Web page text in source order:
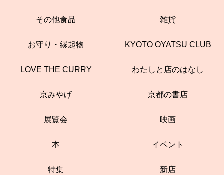
その他食品 雑貨
お守り・縁起物 KYOTO OYATSU CLUB
LOVE THE CURRY わたしと店のはなし
京みやげ 京都の書店
展覧会 映画
本 イベント
特集 新店